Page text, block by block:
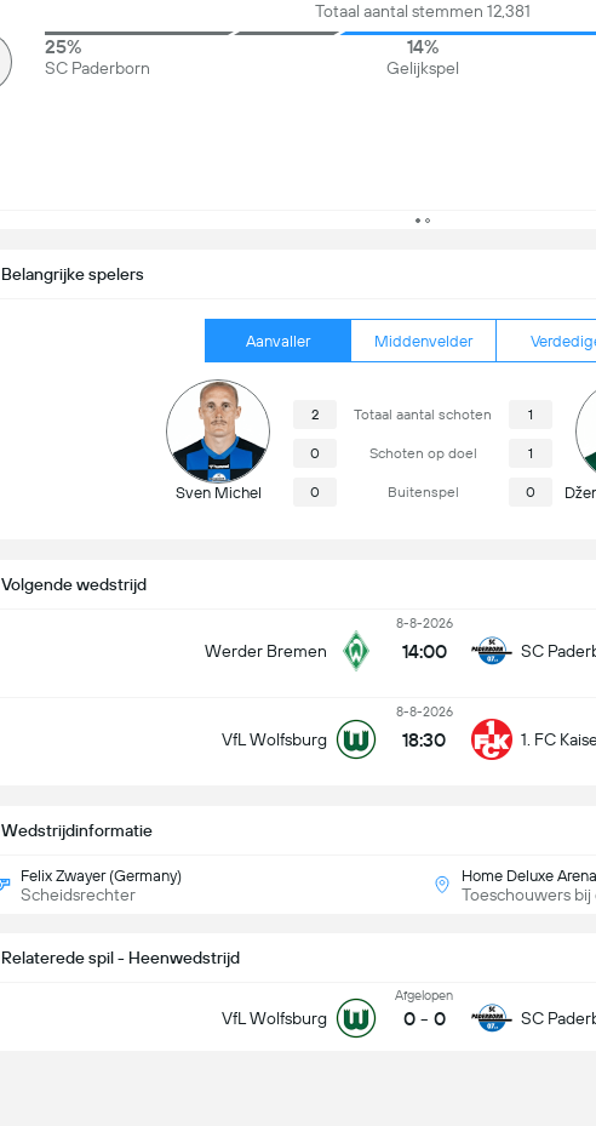
Volgende wedstrijd
Werder Bremen
8-8-2026
14:00 SC
VfL Wolfsburg
8-8-2026
18:30 1. FC
Relaterede spil - Heenwedstrijd
VfL Wolfsburg
Afgelopen
0 - 0 SC
Belangrijke spelers
Aanvaller Middenvelder
Sven Michel
2 Totaal aantal schoten 1
0 Schoten op doel 1
0 Buitenspel 0
Wedstrijdinformatie
Felix Zwayer (Germany)
Scheidsrechter
Home Deluxe Arena
Toeschouwers
Totaal aantal stemmen 12,381
25%
SC Paderborn
14%
Gelijkspel